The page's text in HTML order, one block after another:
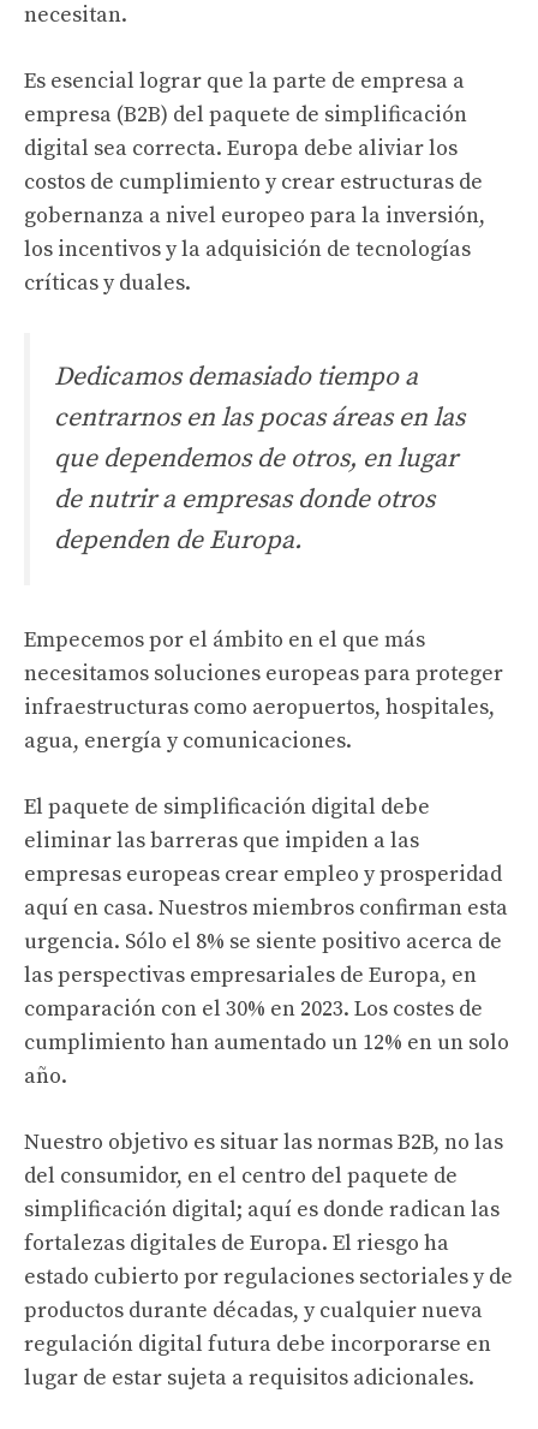
necesitan.
Es esencial lograr que la parte de empresa a
empresa (B2B) del paquete de simplificación
digital sea correcta. Europa debe aliviar los
costos de cumplimiento y crear estructuras de
gobernanza a nivel europeo para la inversión,
los incentivos y la adquisición de tecnologías
críticas y duales.
Dedicamos demasiado tiempo a
centrarnos en las pocas áreas en las
que dependemos de otros, en lugar
de nutrir a empresas donde otros
dependen de Europa.
Empecemos por el ámbito en el que más
necesitamos soluciones europeas para proteger
infraestructuras como aeropuertos, hospitales,
agua, energía y comunicaciones.
El paquete de simplificación digital debe
eliminar las barreras que impiden a las
empresas europeas crear empleo y prosperidad
aquí en casa. Nuestros miembros confirman esta
urgencia. Sólo el 8% se siente positivo acerca de
las perspectivas empresariales de Europa, en
comparación con el 30% en 2023. Los costes de
cumplimiento han aumentado un 12% en un solo
año.
Nuestro objetivo es situar las normas B2B, no las
del consumidor, en el centro del paquete de
simplificación digital; aquí es donde radican las
fortalezas digitales de Europa. El riesgo ha
estado cubierto por regulaciones sectoriales y de
productos durante décadas, y cualquier nueva
regulación digital futura debe incorporarse en
lugar de estar sujeta a requisitos adicionales.